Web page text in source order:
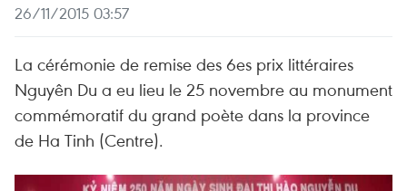
26/11/2015 03:57
La cérémonie de remise des 6es prix littéraires
Nguyên Du a eu lieu le 25 novembre au monument
commémoratif du grand poète dans la province
de Ha Tinh (Centre).